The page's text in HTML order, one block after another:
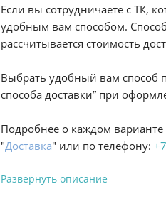
Если вы сотрудничаете с ТК,
удобным вам способом.
рассчитывается стоимость
Выбрать удобный вам способ
способа доставки” при
Подробнее о каждом варианте
"Доставка" или по телефону:
Развернуть описание